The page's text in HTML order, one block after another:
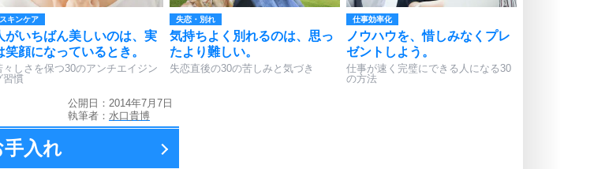
スキンケア
がいちばん美しいのは、実
笑顔になっているとき。
々しさを保つ30のアンチエイジン
習慣
失恋・別れ
気持ちよく別れるのは、思っ
たより難しい。
失恋直後の30の苦しみと気づき
仕事効率化
ノウハウを、惜しみなくプレ
ゼントしよう。
仕事が速く完璧にできる人になる30
の方法
公開日：2014年7月7日
執筆者： 水口貴博
入れ